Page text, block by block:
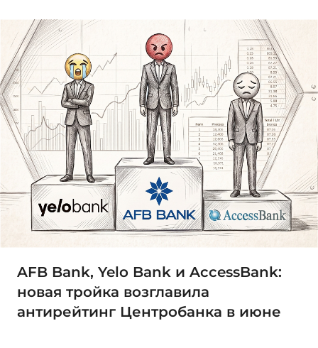
AFB Bank, Yelo Bank и AccessBank:
новая тройка возглавила
антирейтинг Центробанка в июне